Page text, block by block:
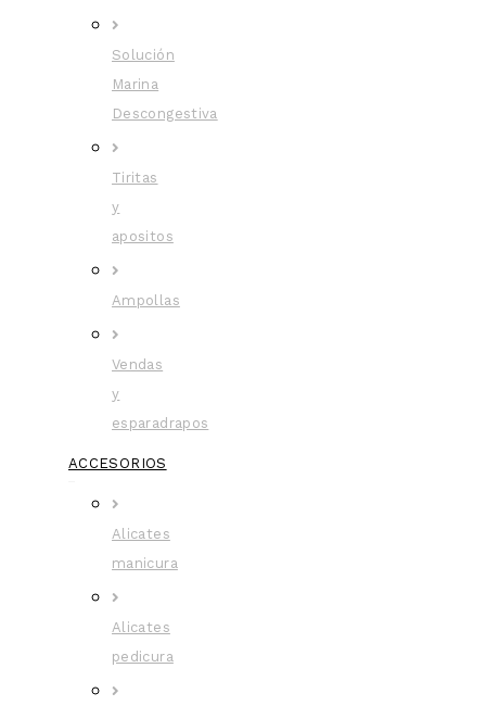
Solución
Marina
Descongestiva
Tiritas
y
apositos
Ampollas
Vendas
y
esparadrapos
ACCESORIOS
Alicates
manicura
Alicates
pedicura